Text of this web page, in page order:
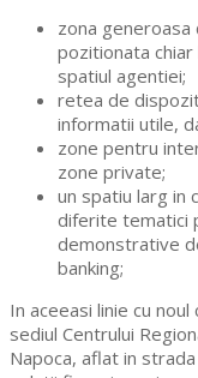
zona generoasa
pozitionata chiar
spatiul agentiei;
retea de
informatii utile,
zone pentru
zone private;
un spatiu larg in
diferite tematici
demonstrative
banking;
In aceeasi linie cu
sediul Centrului
Napoca, aflat in